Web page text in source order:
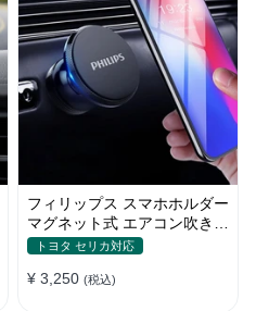
フィリップス スマホホルダー
マグネット式 エアコン吹き出
し口 全機種
トヨタ セリカ対応
¥ 3,250 (税込)